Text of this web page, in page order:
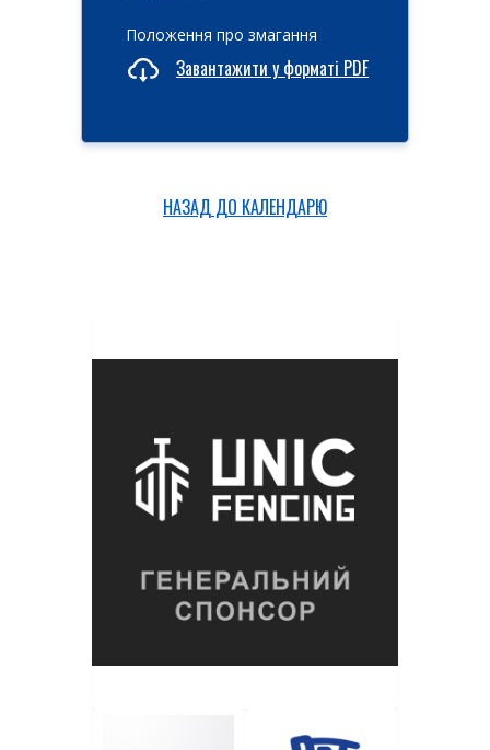
Положення про змагання
Завантажити у форматі PDF
НАЗАД ДО КАЛЕНДАРЮ